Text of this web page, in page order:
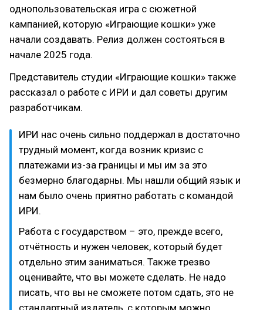
однопользовательская игра с сюжетной
кампанией, которую «Играющие кошки» уже
начали создавать. Релиз должен состояться в
начале 2025 года.
Представитель студии «Играющие кошки» также
рассказал о работе с ИРИ и дал советы другим
разработчикам.
ИРИ нас очень сильно поддержал в достаточно
трудный момент, когда возник кризис с
платежами из-за границы и мы им за это
безмерно благодарны. Мы нашли общий язык и
нам было очень приятно работать с командой
ИРИ.
Работа с государством – это, прежде всего,
отчётность и нужен человек, который будет
отдельно этим заниматься. Также трезво
оценивайте, что вы можете сделать. Не надо
писать, что вы не сможете потом сдать, это не
стандартный издатель, с которым можно